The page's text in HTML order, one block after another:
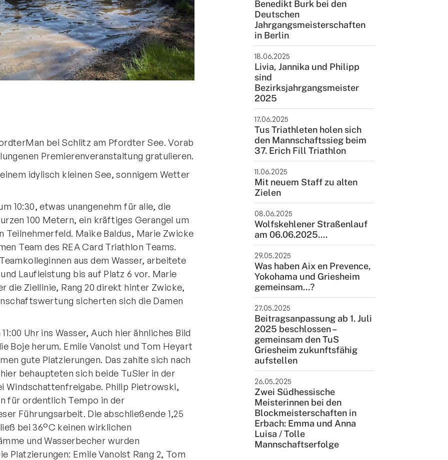
bei Schlitz am Pfordter See. Vorab
Premierenveranstaltung gratulieren.
idylisch kleinen See, sonnigem Wetter
10:30, etwas unangenehm für alle, die
100 Metern, ein kräftiges Gerangel um
Teilnehmerfeld. Maike Baldus, Marie Zwicke
Team des REA Card Triathlon Teams.
aus dem Wasser, arbeitete
Laufleistung bis auf Platz 6 vor. Marie
die Ziellinie, Rang 20 direkt hinter Zwicke,
sicherten sich die Damen
Uhr ins Wasser, Auch hier ähnliches Bild
Boje herum. Emile Vanolst und Tom Heyart
gute Platzierungen. Das zahlte sich nach
behaupteten sich beide TuSler in der
Windschattenfreigabe. Philip Pietrowski,
für ordentlich Tempo in der
Führungsarbeit. Die abschließende 1,25
bei 36°C keinen wirklichen
und Wasserbecher wurden
Platzierungen: Emile Vanolst Rang 2, Tom
Benedikt Burk bei den
Deutschen
Jahrgangsmeisterschaften
in Berlin
18.06.2025
Livia, Jannika und Philipp
sind
Bezirksjahrgangsmeister
2025
17.06.2025
Tus Triathleten holen sich
den Mannschaftssieg beim
37. Erich Fill Triathlon
11.06.2025
Mit neuem Staff zu alten
Zielen
08.06.2025
Wolfskehlener Straßenlauf
am 06.06.2025....
29.05.2025
Was haben Aix en Prevence,
Yokohama und Griesheim
gemeinsam…?
27.05.2025
Beitragsanpassung ab 1. Juli
2025 beschlossen –
gemeinsam den TuS
Griesheim zukunftsfähig
aufstellen
26.05.2025
Zwei Südhessische
Meisterinnen bei den
Blockmeisterschaften in
Erbach: Emma und Anna
Luisa / Tolle
Mannschaftserfolge
+49 6155 6 18 19
verwaltung@tusgriesheim.de
Deine Ansprechpartner